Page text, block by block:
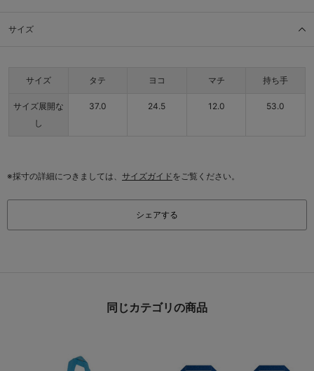
サイズ
サイズ タテ ヨコ マチ 持ち手
サイズ展開な
し
37.0 24.5 12.0 53.0
※採寸の詳細につきましては、 サイズガイドをご覧ください。
シェアする
同じカテゴリの商品